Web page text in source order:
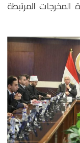
المرتبطة